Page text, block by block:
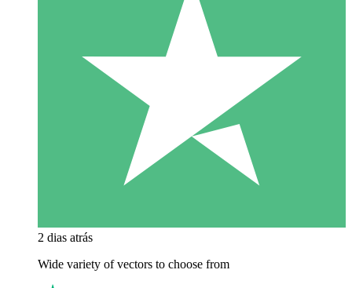
2 dias atrás
Wide variety of vectors to choose from